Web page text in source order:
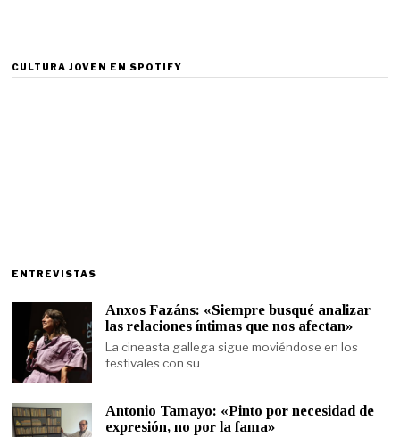
CULTURA JOVEN EN SPOTIFY
ENTREVISTAS
Anxos Fazáns: «Siempre busqué analizar
las relaciones íntimas que nos afectan»
La cineasta gallega sigue moviéndose en los
festivales con su
Antonio Tamayo: «Pinto por necesidad de
expresión, no por la fama»